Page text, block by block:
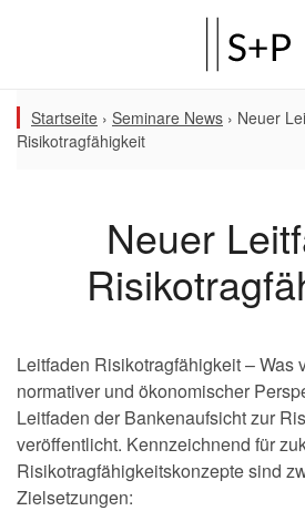
Startseite › Seminare News › Neuer
Risikotragfähigkeit
Neuer
Leitfaden Risikotragfähigkeit – Was
normativer und ökonomischer
Leitfaden der Bankenaufsicht zur
veröffentlicht. Kennzeichnend für
Risikotragfähigkeitskonzepte sind
Zielsetzungen: